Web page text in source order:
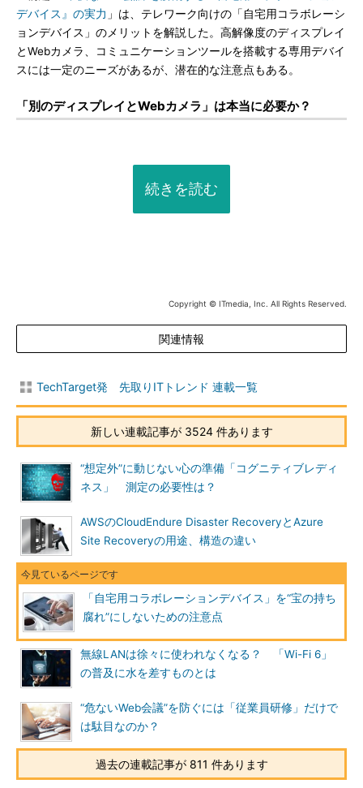
デバイス』の実力 」は、テレワーク向けの「自宅用コラボレーシ
ョンデバイス」のメリットを解説した。高解像度のディスプレイ
とWebカメラ、コミュニケーションツールを搭載する専用デバイ
スには一定のニーズがあるが、潜在的な注意点もある。
「別のディスプレイとWebカメラ」は本当に必要か？
続きを読む
Copyright © ITmedia, Inc. All Rights Reserved.
関連情報
TechTarget発 先取りITトレンド 連載一覧
新しい連載記事が 3524 件あります
“想定外”に動じない心の準備「コグニティブレディ
ネス」 測定の必要性は？
AWSのCloudEndure Disaster RecoveryとAzure
Site Recoveryの用途、構造の違い
「自宅用コラボレーションデバイス」を“宝の持ち
腐れ”にしないための注意点
無線LANは徐々に使われなくなる？ 「Wi-Fi 6」
の普及に水を差すものとは
“危ないWeb会議”を防ぐには「従業員研修」だけで
は駄目なのか？
過去の連載記事が 811 件あります